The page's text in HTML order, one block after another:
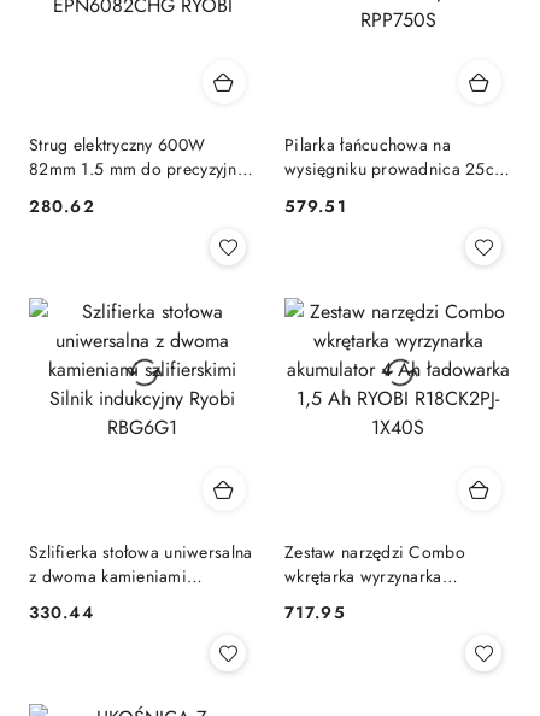
Strug elektryczny 600W
82mm 1.5 mm do precyzyjnej
EPN6082CHG RYOBI
Cena:
280.62
Pilarka łańcuchowa na
wysięgniku prowadnica 25cm
Ryobi RPP750S
Cena:
579.51
Szlifierka stołowa uniwersalna
z dwoma kamieniami
Ryobi RBG6G1
Cena:
330.44
Zestaw narzędzi Combo
wkrętarka wyrzynarka
1,5 Ah RYOBI R18CK2PJ-
Cena:
717.95